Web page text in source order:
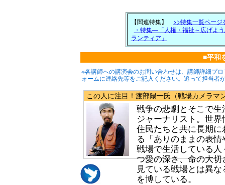
【関連特集】 >>特集一覧ページ
・特集―「人権・福祉～広げよ
ランティア」
■平和
※各講師への講演会のお問い合わせは、講師詳細プ
ォームに連絡先等をご記入ください。追って担当
この人に注目！渡部陽一氏（戦場カメラマ
戦争の悲劇とそこで
ジャーナリスト。世
住民たちと共に長期
る「ありのままの表
戦場で生活している
つ愛の深さ、命の大
見ている戦場とは異
を博している。